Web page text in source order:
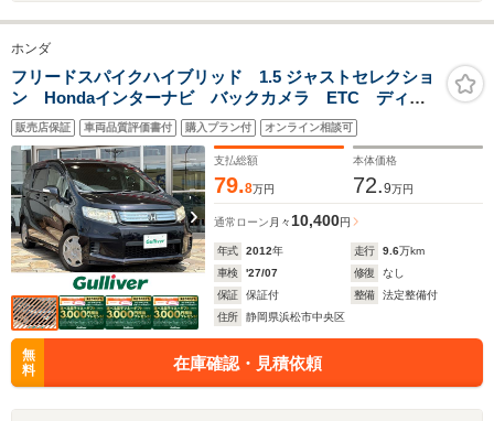
ホンダ
フリードスパイクハイブリッド 1.5 ジャストセレクショ
ン Hondaインターナビ バックカメラ ETC ディス
チャージヘッドライト 片側パワースライドドア クル
ーズコントロール 横滑り防止装置 オートライト オ
ートエアコン 横滑り抑制 ヒルスタートアシスト
販売店保証 車両品質評価書付 購入プラン付 オンライン相談可
支払総額
79.8万円
本体価格
72.9万円
通常ローン 月々 10,400円
年式 2012年 走行 9.6万km
車検
'27/07 修復
なし
保証
保証付 整備
法定整備付
住所
静岡県浜松市中央区
無
料
在庫確認・見積依頼